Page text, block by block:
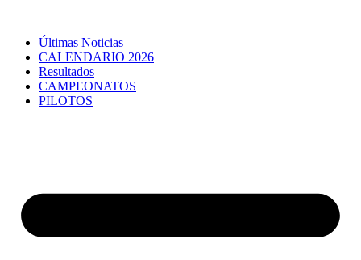
Últimas Noticias
CALENDARIO 2026
Resultados
CAMPEONATOS
PILOTOS